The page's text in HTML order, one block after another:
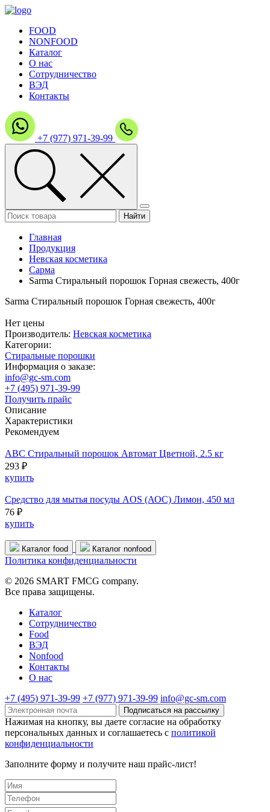
FOOD
NONFOOD
Каталог
О нас
Сотрудничество
ВЭД
Контакты
+7 (977) 971-39-99
Главная
Продукция
Невская косметика
Сарма
Sarma Стиральный порошок Горная свежесть, 400г
Sarma Стиральный порошок Горная свежесть, 400г
Нет цены
Производитель: Невская косметика
Категории:
Стиральные порошки
Информация о заказе:
info@gc-sm.com
+7 (495) 971-39-99
Получить прайс
Описание
Характеристики
Рекомендуем
ABC Стиральный порошок Автомат Цветной, 2.5 кг
293 ₽
купить
Средство для мытья посуды AOS (АОС) Лимон, 450 мл
76 ₽
купить
Каталог food Каталог nonfood
Политика конфиденциальности
© 2026 SMART FMCG company.
Все права защищены.
Каталог
Cотрудничество
Food
ВЭД
Nonfood
Контакты
О нас
+7 (495) 971-39-99 +7 (977) 971-39-99 info@gc-sm.com
Подписаться на рассылку
Нажимая на кнопку, вы даете согласие на обработку
персональных данных и соглашаетесь c политикой
конфиденциальности
Заполните форму и получите наш прайс-лист!